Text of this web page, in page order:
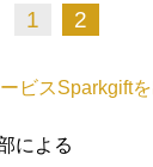
1 2
ビスSparkgift
による